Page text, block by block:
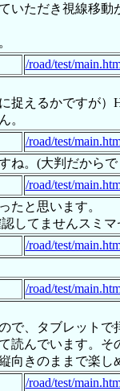
いただき視線移
/road/test/
捉えるかですが
。
/road/test/
ね。(大判だから
/road/test/
たと思います。
してませんスミマ
/road/test/
/road/test/
で、タブレット
読んでいます。
向きのままで楽
/road/test/